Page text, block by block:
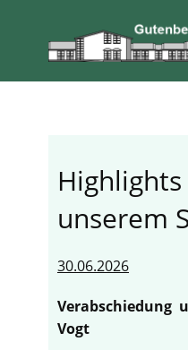
Highlights
unserem
30.06.2026
Verabschiedung
Vogt